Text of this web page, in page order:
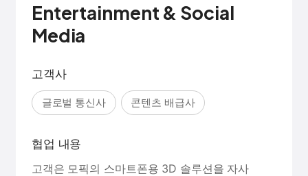
Entertainment & Social
Media
고객사
글로벌 통신사 콘텐츠 배급사
협업 내용
고객은 모픽의 스마트폰용 3D 솔루션을 자사